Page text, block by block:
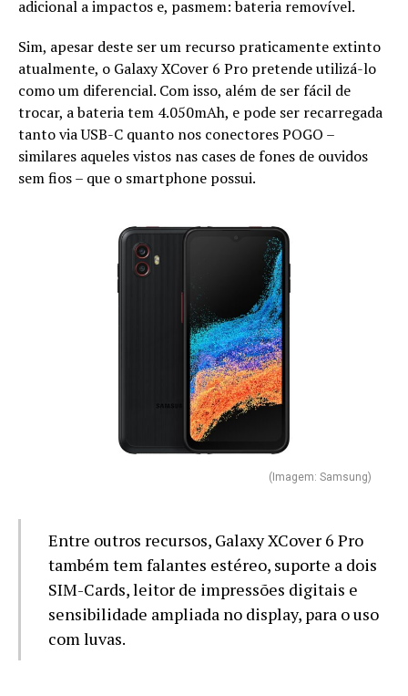
adicional a impactos e, pasmem: bateria removível.
Sim, apesar deste ser um recurso praticamente extinto
atualmente, o Galaxy XCover 6 Pro pretende utilizá-lo
como um diferencial. Com isso, além de ser fácil de
trocar, a bateria tem 4.050mAh, e pode ser recarregada
tanto via USB-C quanto nos conectores POGO –
similares aqueles vistos nas cases de fones de ouvidos
sem fios – que o smartphone possui.
(Imagem: Samsung)
Entre outros recursos, Galaxy XCover 6 Pro
também tem falantes estéreo, suporte a dois
SIM-Cards, leitor de impressões digitais e
sensibilidade ampliada no display, para o uso
com luvas.